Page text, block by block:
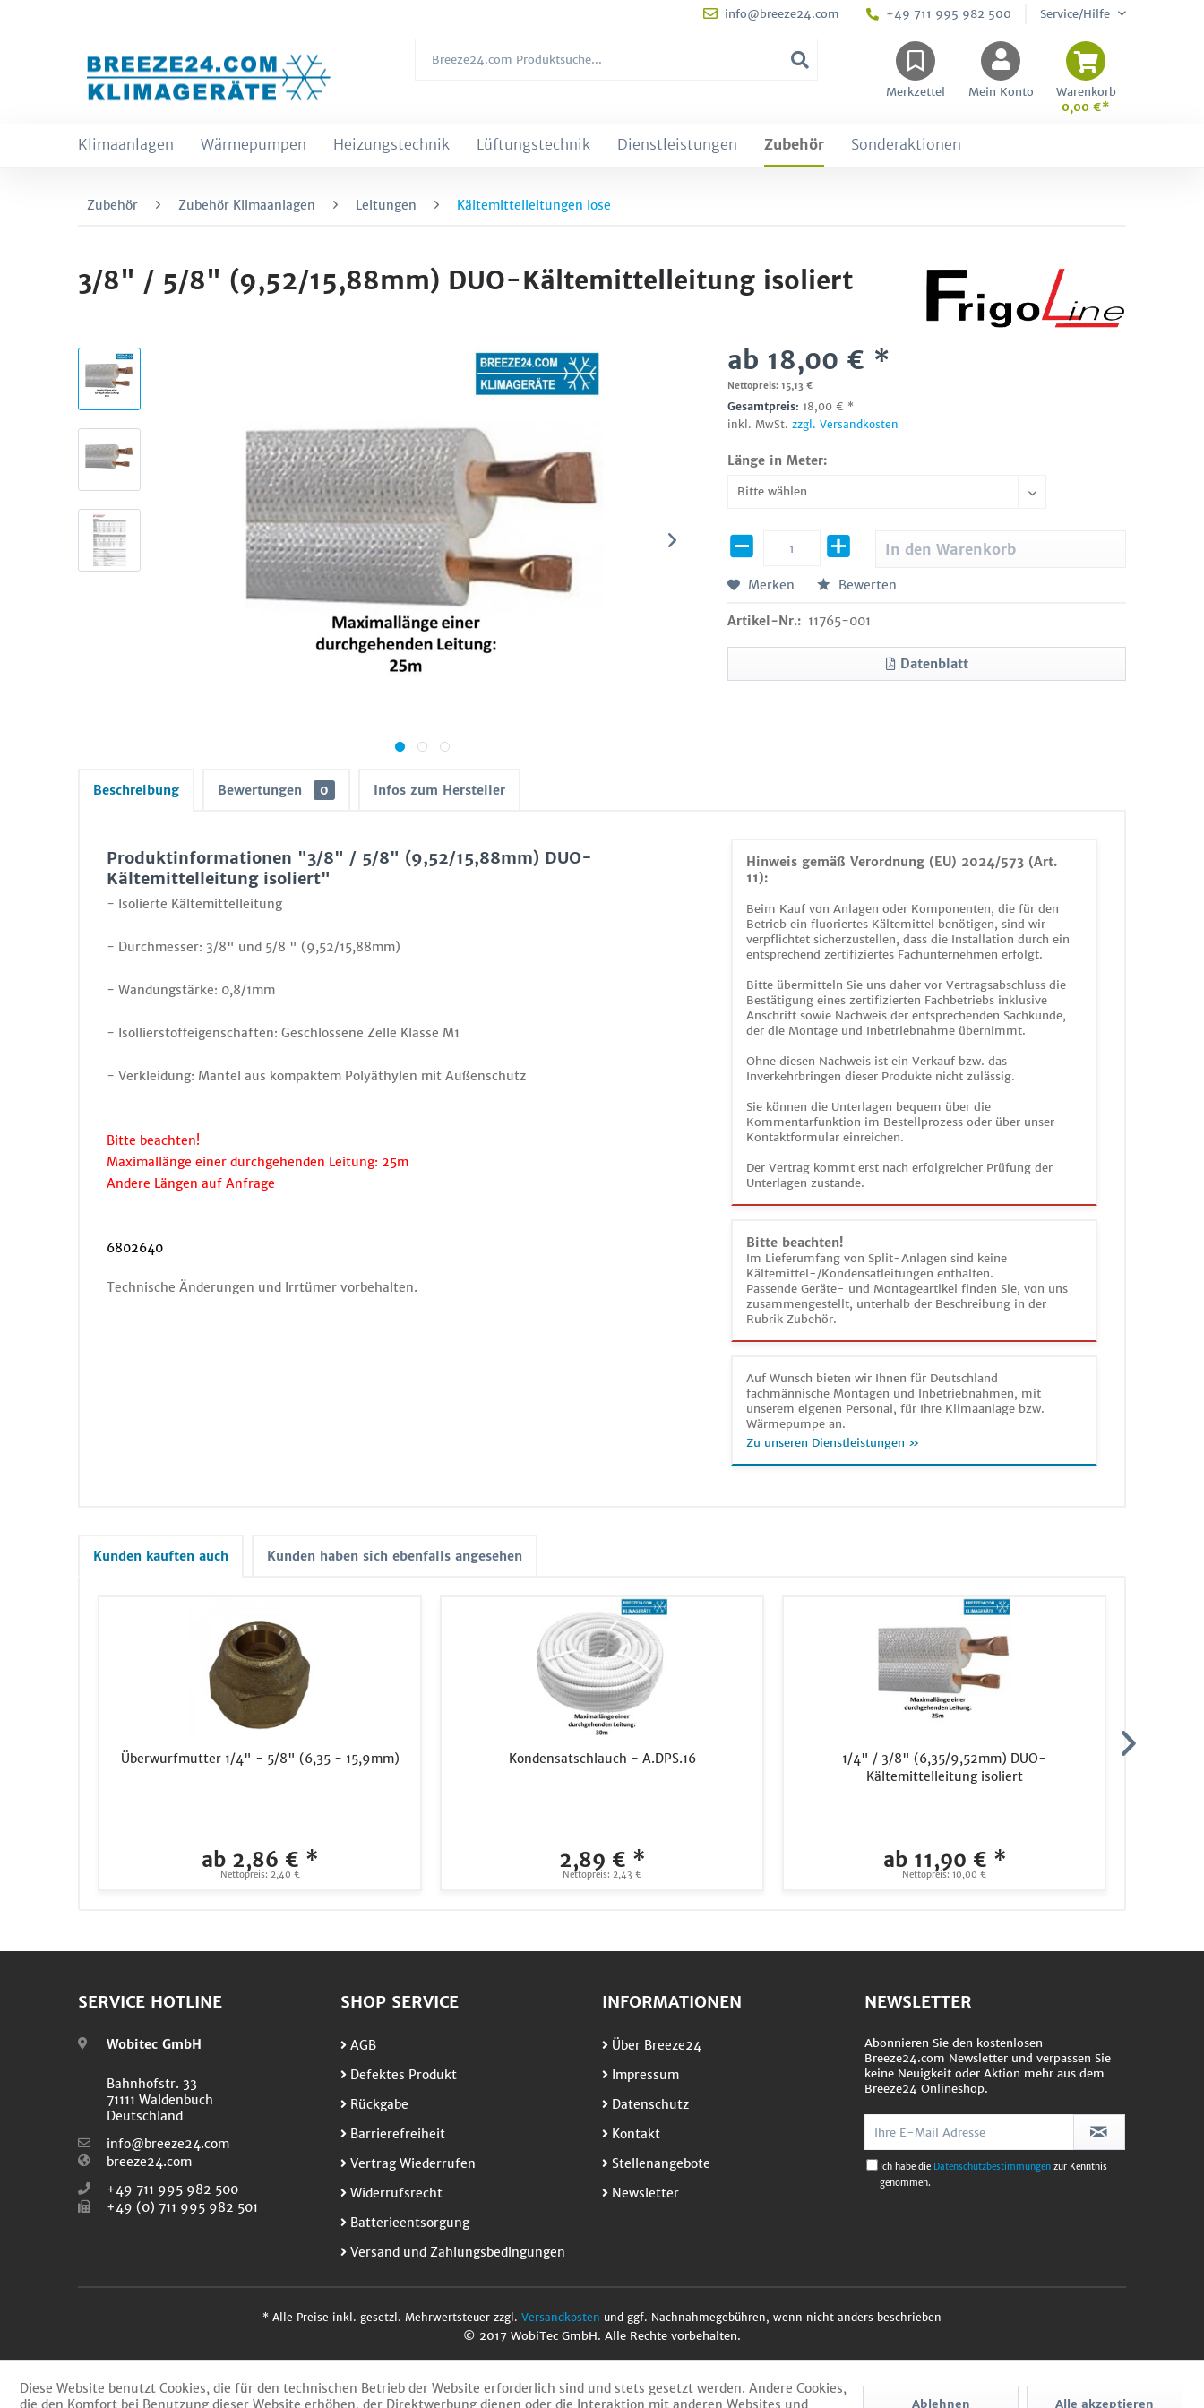
info@breeze24.com +49 711 995 982 500 Service/Hilfe
Merkzettel Mein Konto
Warenkorb
0,00 €*
Klimaanlagen Wärmepumpen Heizungstechnik Lüftungstechnik Dienstleistungen Zubehör Sonderaktionen
Zubehör Zubehör Klimaanlagen Leitungen Kältemittelleitungen lose
3/8" / 5/8" (9,52/15,88mm) DUO-Kältemittelleitung isoliert
ab 18,00 € *
Nettopreis: 15,13 €
Gesamtpreis: 18,00 € *
inkl. MwSt.zzgl. Versandkosten
Länge in Meter:
In den Warenkorb
Merken Bewerten
Artikel-Nr.: 11765-001
Datenblatt
Beschreibung Bewertungen 0 Infos zum Hersteller
Hinweis gemäß Verordnung (EU) 2024/573 (Art.
11):
Beim Kauf von Anlagen oder Komponenten, die für den
Betrieb ein fluoriertes Kältemittel benötigen, sind wir
verpflichtet sicherzustellen, dass die Installation durch ein
entsprechend zertifiziertes Fachunternehmen erfolgt.
Bitte übermitteln Sie uns daher vor Vertragsabschluss die
Bestätigung eines zertifizierten Fachbetriebs inklusive
Anschrift sowie Nachweis der entsprechenden Sachkunde,
der die Montage und Inbetriebnahme übernimmt.
Ohne diesen Nachweis ist ein Verkauf bzw. das
Inverkehrbringen dieser Produkte nicht zulässig.
Sie können die Unterlagen bequem über die
Kommentarfunktion im Bestellprozess oder über unser
Kontaktformular einreichen.
Der Vertrag kommt erst nach erfolgreicher Prüfung der
Unterlagen zustande.
Bitte beachten!
Im Lieferumfang von Split-Anlagen sind keine
Kältemittel-/Kondensatleitungen enthalten.
Passende Geräte- und Montageartikel finden Sie, von uns
zusammengestellt, unterhalb der Beschreibung in der
Rubrik Zubehör.
Auf Wunsch bieten wir Ihnen für Deutschland
fachmännische Montagen und Inbetriebnahmen, mit
unserem eigenen Personal, für Ihre Klimaanlage bzw.
Wärmepumpe an.
Zu unseren Dienstleistungen »
Produktinformationen "3/8" / 5/8" (9,52/15,88mm) DUO-
Kältemittelleitung isoliert"
- Isolierte Kältemittelleitung
- Durchmesser: 3/8" und 5/8 " (9,52/15,88mm)
- Wandungstärke: 0,8/1mm
- Isollierstoffeigenschaften: Geschlossene Zelle Klasse M1
- Verkleidung: Mantel aus kompaktem Polyäthylen mit Außenschutz
Bitte beachten!
Maximallänge einer durchgehenden Leitung: 25m
Andere Längen auf Anfrage
6802640
Technische Änderungen und Irrtümer vorbehalten.
Kunden kauften auch Kunden haben sich ebenfalls angesehen
Überwurfmutter 1/4" - 5/8" (6,35 - 15,9mm)
ab 2,86 € *
Nettopreis: 2,40 €
Kondensatschlauch - A.DPS.16
2,89 € *
Nettopreis: 2,43 €
1/4" / 3/8" (6,35/9,52mm) DUO-
Kältemittelleitung isoliert
ab 11,90 € *
Nettopreis: 10,00 €
SERVICE HOTLINE
Wobitec GmbH
Bahnhofstr. 33
71111 Waldenbuch
Deutschland
info@breeze24.com
breeze24.com
+49 711 995 982 500
+49 (0) 711 995 982 501
SHOP SERVICE
AGB
Defektes Produkt
Rückgabe
Barrierefreiheit
Vertrag Wiederrufen
Widerrufsrecht
Batterieentsorgung
Versand und Zahlungsbedingungen
INFORMATIONEN
Über Breeze24
Impressum
Datenschutz
Kontakt
Stellenangebote
Newsletter
NEWSLETTER
Abonnieren Sie den kostenlosen
Breeze24.com Newsletter und verpassen Sie
keine Neuigkeit oder Aktion mehr aus dem
Breeze24 Onlineshop.
Ich habe die Datenschutzbestimmungen zur Kenntnis
genommen.
* Alle Preise inkl. gesetzl. Mehrwertsteuer zzgl. Versandkosten und ggf. Nachnahmegebühren, wenn nicht anders beschrieben
© 2017 WobiTec GmbH. Alle Rechte vorbehalten.
Diese Website benutzt Cookies, die für den technischen Betrieb der Website erforderlich sind und stets gesetzt werden. Andere Cookies,
die den Komfort bei Benutzung dieser Website erhöhen, der Direktwerbung dienen oder die Interaktion mit anderen Websites und
Ablehnen Alle akzeptieren